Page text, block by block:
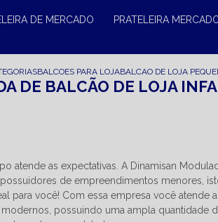
DE MERCADO PRATELEIRA
BALCOES PARA LOJABALCAO DE LOJA
DE BALCÃO DE LOJA
atende as expectativas. A Dinamisan
de empreendimentos menores,
para você! Com essa empresa você
possuindo uma ampla quantidade